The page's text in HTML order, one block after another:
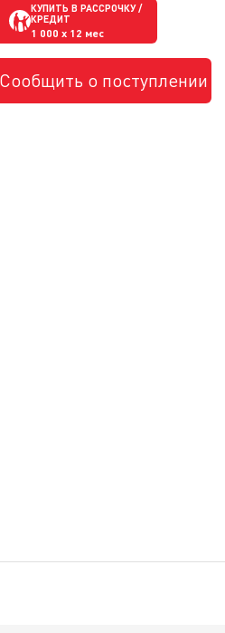
КУПИТЬ В РАССРОЧКУ /
КРЕДИТ
1 000 x 12 мес
Сообщить о поступлении